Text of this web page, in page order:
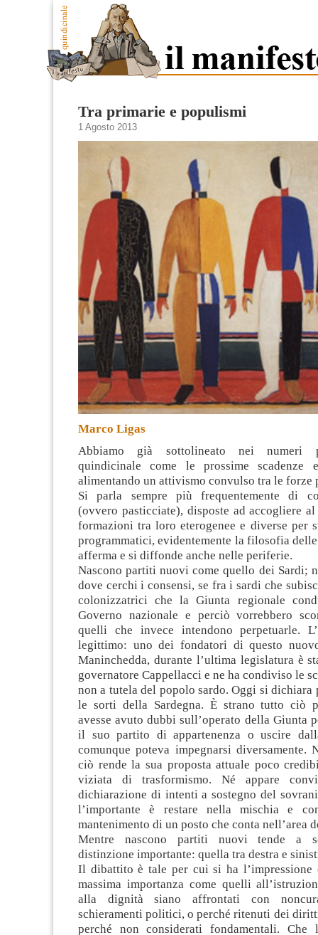
Tra primarie e populismi
1 Agosto 2013
Marco Ligas
Abbiamo già sottolineato nei numeri
quindicinale come le prossime scadenze
alimentando un attivismo convulso tra le forze
Si parla sempre più frequentemente di
(ovvero pasticciate), disposte ad accogliere
formazioni tra loro eterogenee e diverse per
programmatici, evidentemente la filosofia
afferma e si diffonde anche nelle periferie.
Nascono partiti nuovi come quello dei Sardi;
dove cerchi i consensi, se fra i sardi che
colonizzatrici che la Giunta regionale
Governo nazionale e perciò vorrebbero
quelli che invece intendono perpetuarle.
legittimo: uno dei fondatori di questo
Maninchedda, durante l’ultima legislatura è
governatore Cappellacci e ne ha condiviso le
non a tutela del popolo sardo. Oggi si dichiara
le sorti della Sardegna. È strano tutto ciò
avesse avuto dubbi sull’operato della Giunta
il suo partito di appartenenza o uscire
comunque poteva impegnarsi diversamente.
ciò rende la sua proposta attuale poco
viziata di trasformismo. Né appare
dichiarazione di intenti a sostegno del
l’importante è restare nella mischia e
mantenimento di un posto che conta nell’area
Mentre nascono partiti nuovi tende a
distinzione importante: quella tra destra e
Il dibattito è tale per cui si ha
massima importanza come quelli
alla dignità siano affrontati con
schieramenti politici, o perché ritenuti dei
perché non considerati fondamentali. Che